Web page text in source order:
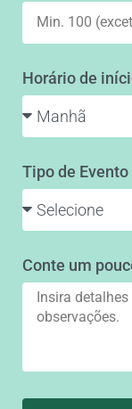
Horário de
Tipo de Evento
Conte um